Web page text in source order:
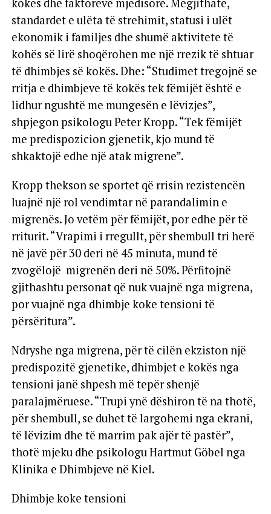
kokës dhe faktorëve mjedisorë. Megjithatë,
standardet e ulëta të strehimit, statusi i ulët
ekonomik i familjes dhe shumë aktivitete të
kohës së lirë shoqërohen me një rrezik të shtuar
të dhimbjes së kokës. Dhe: “Studimet tregojnë se
rritja e dhimbjeve të kokës tek fëmijët është e
lidhur ngushtë me mungesën e lëvizjes”,
shpjegon psikologu Peter Kropp. “Tek fëmijët
me predispozicion gjenetik, kjo mund të
shkaktojë edhe një atak migrene”.
Kropp thekson se sportet që rrisin rezistencën
luajnë një rol vendimtar në parandalimin e
migrenës. Jo vetëm për fëmijët, por edhe për të
rriturit. “Vrapimi i rregullt, për shembull tri herë
në javë për 30 deri në 45 minuta, mund të
zvogëlojë migrenën deri në 50%. Përfitojnë
gjithashtu personat që nuk vuajnë nga migrena,
por vuajnë nga dhimbje koke tensioni të
përsëritura”.
Ndryshe nga migrena, për të cilën ekziston një
predispozitë gjenetike, dhimbjet e kokës nga
tensioni janë shpesh më tepër shenjë
paralajmëruese. “Trupi ynë dëshiron të na thotë,
për shembull, se duhet të largohemi nga ekrani,
të lëvizim dhe të marrim pak ajër të pastër”,
thotë mjeku dhe psikologu Hartmut Göbel nga
Klinika e Dhimbjeve në Kiel.
Dhimbje koke tensioni